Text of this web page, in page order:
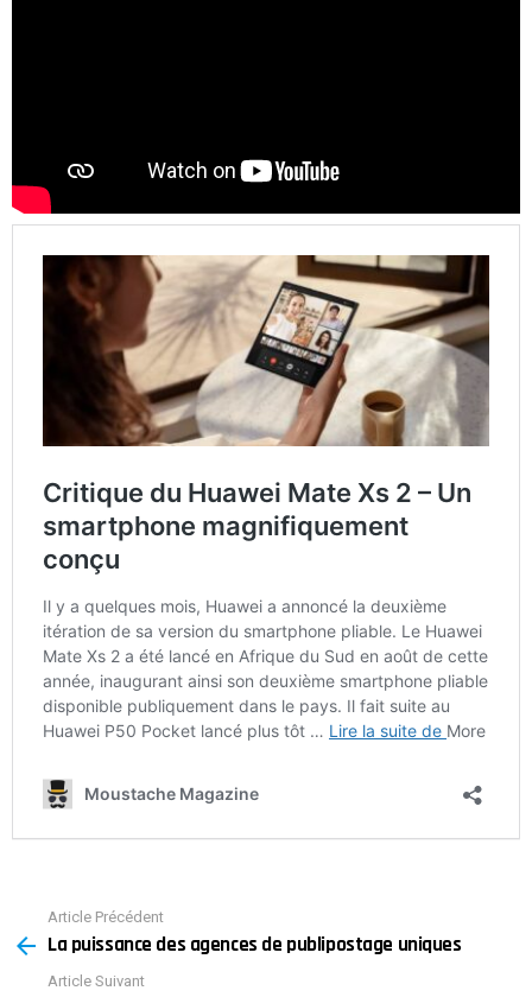
more
Article Précédent
La puissance des agences de publipostage uniques
Article Suivant